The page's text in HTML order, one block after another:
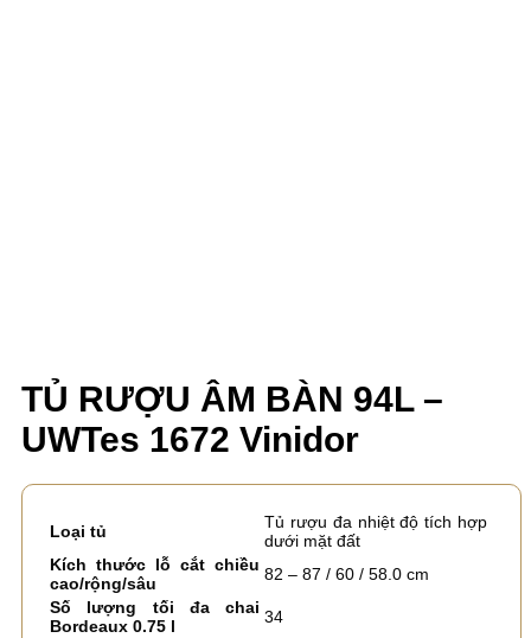
TỦ RƯỢU ÂM BÀN 94L –
UWTes 1672 Vinidor
Loại tủ
Tủ rượu đa nhiệt độ tích hợp
dưới mặt đất
Kích thước lỗ cắt chiều
cao/rộng/sâu
82 – 87 / 60 / 58.0 cm
Số lượng tối đa chai
Bordeaux 0.75 l
34